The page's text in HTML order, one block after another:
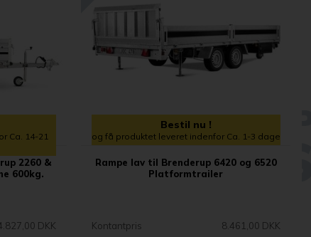
Ca. 14-21
2260 &
600kg.
DKK
Bestil nu !
og få produktet leveret indenfor Ca. 1-3 dage
Rampe lav til Brenderup 6420 og 6520
Platformtrailer
Kontantpris
8.461,00 DKK